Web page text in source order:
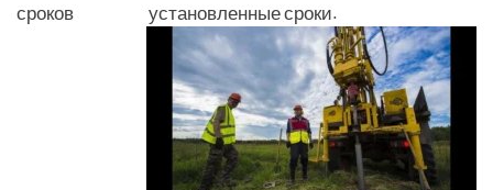
сроков
установленные сроки.